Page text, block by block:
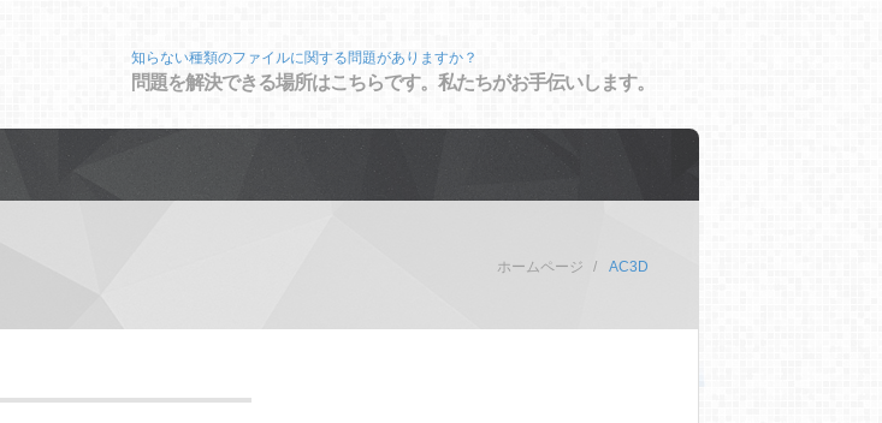
知らない種類のファイルに関する問題がありますか？
問題を解決できる場所はこちらです。私たちがお手伝いします。
ホームページ AC3D